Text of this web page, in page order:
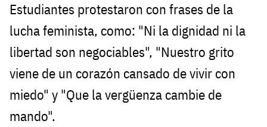
Estudiantes protestaron con frases de la
lucha feminista, como: "Ni la dignidad ni la
libertad son negociables", "Nuestro grito
viene de un corazón cansado de vivir con
miedo" y "Que la vergüenza cambie de
mando".